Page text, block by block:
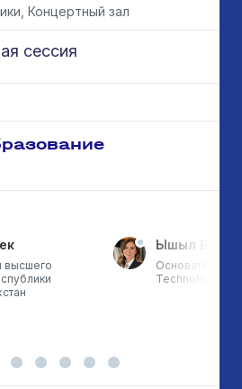
Концертный зал
сессия
высшего
Ышыл Бой
Основатель
Technology &